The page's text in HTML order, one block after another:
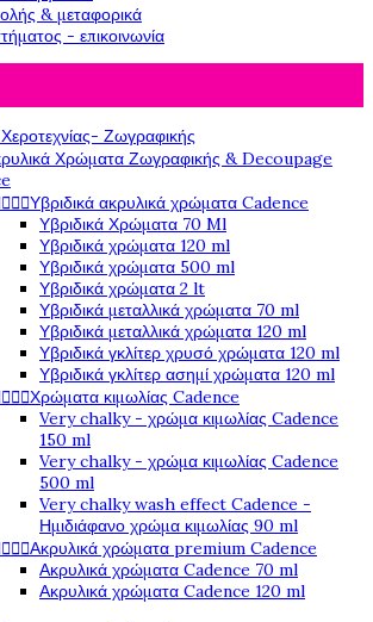
& μεταφορικά
- επικοινωνία
Ζωγραφικής
Χρώματα Ζωγραφικής & Decoupage
Υβριδικά ακρυλικά χρώματα Cadence
Υβριδικά Χρώματα 70 Ml
Υβριδικά χρώματα 120 ml
Υβριδικά χρώματα 500 ml
Υβριδικά χρώματα 2 lt
Υβριδικά μεταλλικά χρώματα 70 ml
Υβριδικά μεταλλικά χρώματα 120 ml
Υβριδικά γκλίτερ χρυσό χρώματα 120 ml
Υβριδικά γκλίτερ ασημί χρώματα 120 ml
Χρώματα κιμωλίας Cadence
Very chalky - χρώμα κιμωλίας Cadence
150 ml
Very chalky - χρώμα κιμωλίας Cadence
500 ml
Very chalky wash effect Cadence -
Ημιδιάφανο χρώμα κιμωλίας 90 ml
Ακρυλικά χρώματα premium Cadence
Ακρυλικά χρώματα Cadence 70 ml
Ακρυλικά χρώματα Cadence 120 ml